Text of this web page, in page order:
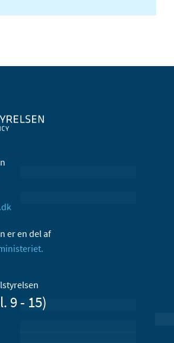
er en del af
9 - 15)